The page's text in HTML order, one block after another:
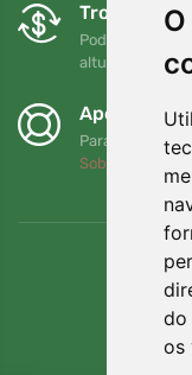
do
os
Trocas e
Pode devolver
altura no prazo
Apoiamos a
Para cada
Sobre nós